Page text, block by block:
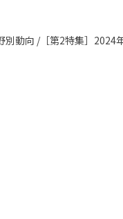
別動向 /［第2特集］